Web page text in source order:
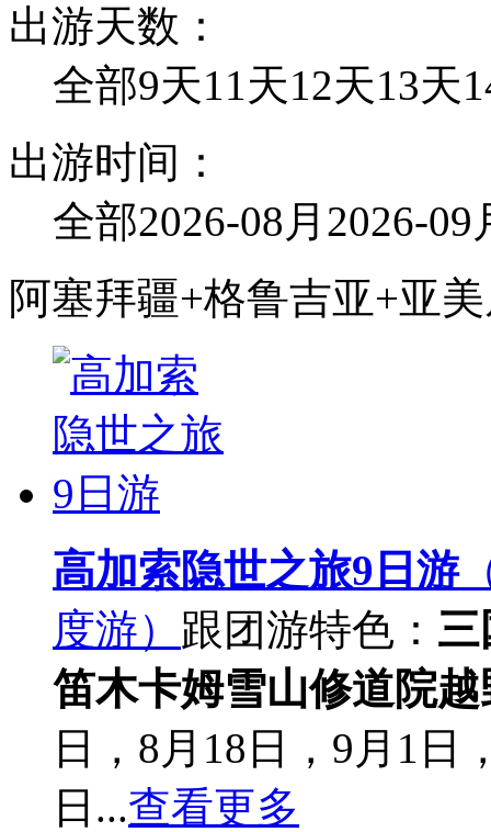
出游天数：
全部9天11天12天13天
出游时间：
全部2026-08月 2026-09
阿塞拜疆+格鲁吉亚+亚
高加索隐世之旅9日游
度游） 跟团游特色： 三
笛木卡姆雪山修道院越
日，8月18日，9月1日
日...查看更多